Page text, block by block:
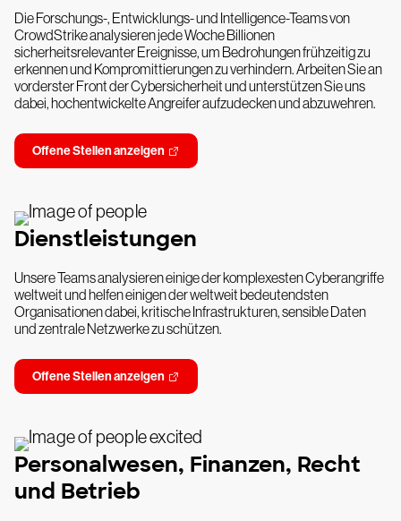
Die Forschungs-, Entwicklungs- und Intelligence-Teams von
CrowdStrike analysieren jede Woche Billionen
sicherheitsrelevanter Ereignisse, um Bedrohungen frühzeitig zu
erkennen und Kompromittierungen zu verhindern. Arbeiten Sie an
vorderster Front der Cybersicherheit und unterstützen Sie uns
dabei, hochentwickelte Angreifer aufzudecken und abzuwehren.
Offene Stellen anzeigen
Dienstleistungen
Unsere Teams analysieren einige der komplexesten Cyberangriffe
weltweit und helfen einigen der weltweit bedeutendsten
Organisationen dabei, kritische Infrastrukturen, sensible Daten
und zentrale Netzwerke zu schützen.
Offene Stellen anzeigen
Personalwesen, Finanzen, Recht
und Betrieb